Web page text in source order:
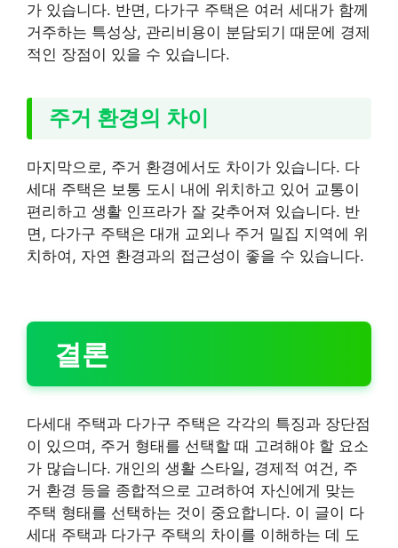
가 있습니다. 반면, 다가구 주택은 여러 세대가 함께
거주하는 특성상, 관리비용이 분담되기 때문에 경제
적인 장점이 있을 수 있습니다.
주거 환경의 차이
마지막으로, 주거 환경에서도 차이가 있습니다. 다
세대 주택은 보통 도시 내에 위치하고 있어 교통이
편리하고 생활 인프라가 잘 갖추어져 있습니다. 반
면, 다가구 주택은 대개 교외나 주거 밀집 지역에 위
치하여, 자연 환경과의 접근성이 좋을 수 있습니다.
결론
다세대 주택과 다가구 주택은 각각의 특징과 장단점
이 있으며, 주거 형태를 선택할 때 고려해야 할 요소
가 많습니다. 개인의 생활 스타일, 경제적 여건, 주
거 환경 등을 종합적으로 고려하여 자신에게 맞는
주택 형태를 선택하는 것이 중요합니다. 이 글이 다
세대 주택과 다가구 주택의 차이를 이해하는 데 도